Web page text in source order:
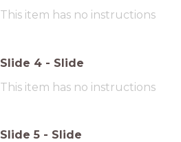
This item has no instructions
Slide 4 - Slide
This item has no instructions
Slide 5 - Slide